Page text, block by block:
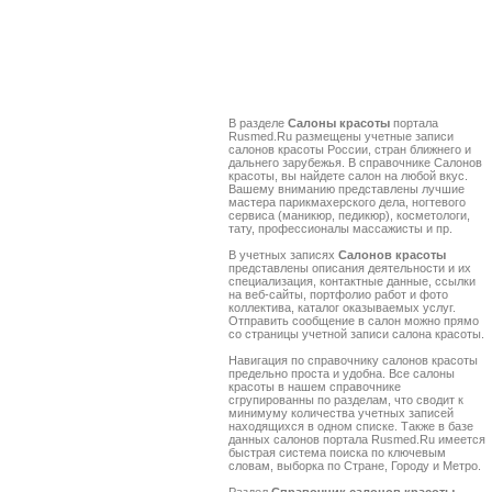
В разделе Салоны красоты портала
Rusmed.Ru размещены учетные записи
салонов красоты России, стран ближнего и
дальнего зарубежья. В справочнике Салонов
красоты, вы найдете салон на любой вкус.
Вашему вниманию представлены лучшие
мастера парикмахерского дела, ногтевого
сервиса (маникюр, педикюр), косметологи,
тату, профессионалы массажисты и пр.
В учетных записях Салонов красоты
представлены описания деятельности и их
специализация, контактные данные, ссылки
на веб-сайты, портфолио работ и фото
коллектива, каталог оказываемых услуг.
Отправить сообщение в салон можно прямо
со страницы учетной записи салона красоты.
Навигация по справочнику салонов красоты
предельно проста и удобна. Все салоны
красоты в нашем справочнике
сгрупированны по разделам, что сводит к
минимуму количества учетных записей
находящихся в одном списке. Также в базе
данных салонов портала Rusmed.Ru имеется
быстрая система поиска по ключевым
словам, выборка по Стране, Городу и Метро.